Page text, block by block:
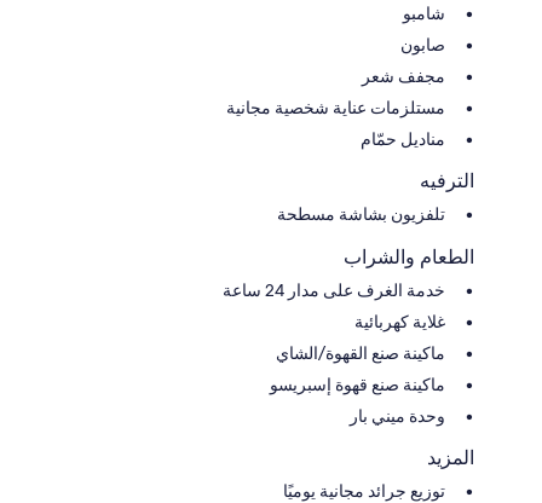
شامبو
صابون
مجفف شعر
مستلزمات عناية شخصية مجانية
مناديل حمّام
الترفيه
تلفزيون بشاشة مسطحة
الطعام والشراب
خدمة الغرف على مدار 24 ساعة
غلاية كهربائية
ماكينة صنع القهوة/الشاي
ماكينة صنع قهوة إسبريسو
وحدة ميني بار
المزيد
توزيع جرائد مجانية يوميًا